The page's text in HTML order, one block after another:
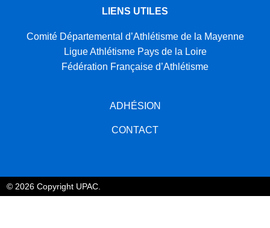
LIENS UTILES
Comité Départemental d’Athlétisme de la Mayenne
Ligue Athlétisme Pays de la Loire
Fédération Française d’Athlétisme
ADHÉSION
CONTACT
© 2026 Copyright UPAC.